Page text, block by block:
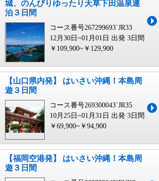
城、のんびりゆったり天草下田温泉連
泊３日間
コース番号267299693`JR33
12月30日~01月01日 出発 3日間
￥109,900~￥129,900
【山口県内発】 はいさい沖縄！本島周
遊３日間
コース番号269300043`JR35
10月25日~01月31日 出発 3日間
￥69,900~￥94,900
【福岡空港発】 はいさい沖縄！本島周
遊３日間